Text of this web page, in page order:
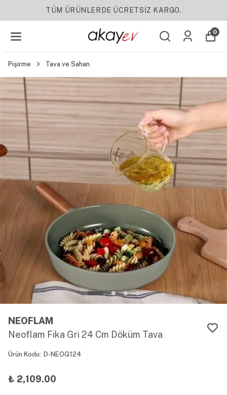
TÜM ÜRÜNLERDE ÜCRETSİZ KARGO.
0
Pişirme Tava ve Sahan
NEOFLAM
Neoflam Fika Gri 24 Cm Döküm Tava
Ürün Kodu: D-NEOG124
₺ 2,109.00